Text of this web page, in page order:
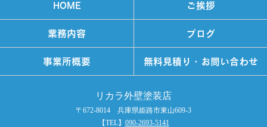
HOME ご挨拶
業務内容 ブログ
事業所概要 無料見積り・お問い合わせ
リカラ外壁塗装店
〒672-8014 兵庫県姫路市東山609-3
【TEL】 090-2693-5141